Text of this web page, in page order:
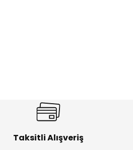
Taksitli Alışveriş